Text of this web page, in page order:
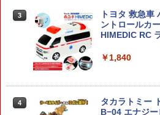
【当店独自で
HG 1/144 Dガ
モデル
グフィギュア
ン
￥380
3 5.56mmベル
￥30
3
トヨタ 救急車
ントロールカ
HIMEDIC RC
￥1,840
4
タカラトミー
B−04 エナジ